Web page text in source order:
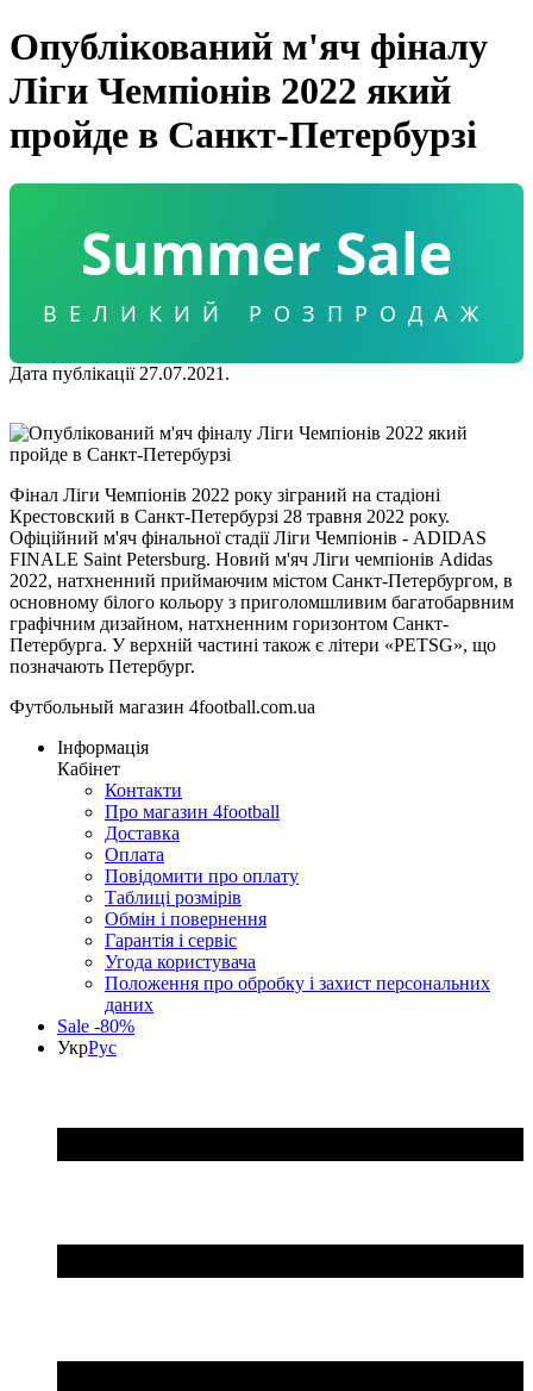
Опублікований м'яч фіналу
Ліги Чемпіонів 2022 який
пройде в Санкт-Петербурзі
Summer Sale
ВЕЛИКИЙ РОЗПРОДАЖ
Дата публікації 27.07.2021.
Фінал Ліги Чемпіонів 2022 року зіграний на стадіоні
Крестовский в Санкт-Петербурзі 28 травня 2022 року.
Офіційний м'яч фінальної стадії Ліги Чемпіонів - ADIDAS
FINALE Saint Petersburg. Новий м'яч Ліги чемпіонів Adidas
2022, натхненний приймаючим містом Санкт-Петербургом, в
основному білого кольору з приголомшливим багатобарвним
графічним дизайном, натхненним горизонтом Санкт-
Петербурга. У верхній частині також є літери «PETSG», що
позначають Петербург.
Футбольный магазин 4football.com.ua
Інформація
Кабінет
Контакти
Про магазин 4football
Доставка
Оплата
Повідомити про оплату
Таблиці розмірів
Обмін і повернення
Гарантія і сервіс
Угода користувача
Положення про обробку і захист персональних
даних
Sale -80%
УкрРус